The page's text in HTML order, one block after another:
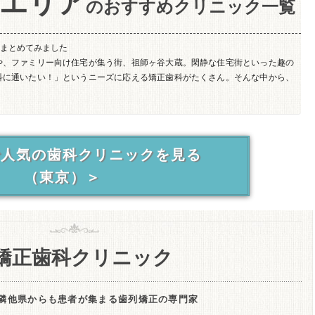
のおすすめクリニック一覧
とめてみました
ファミリー向け住宅が集う街、祖師ヶ谷大蔵。閑静な住宅街といった趣の
通いたい！」というニーズに応える矯正歯科がたくさん。そんな中から、
気の歯科クリニックを見る
（東京）＞
正歯科クリニック
他県からも患者が集まる歯列矯正の専門家